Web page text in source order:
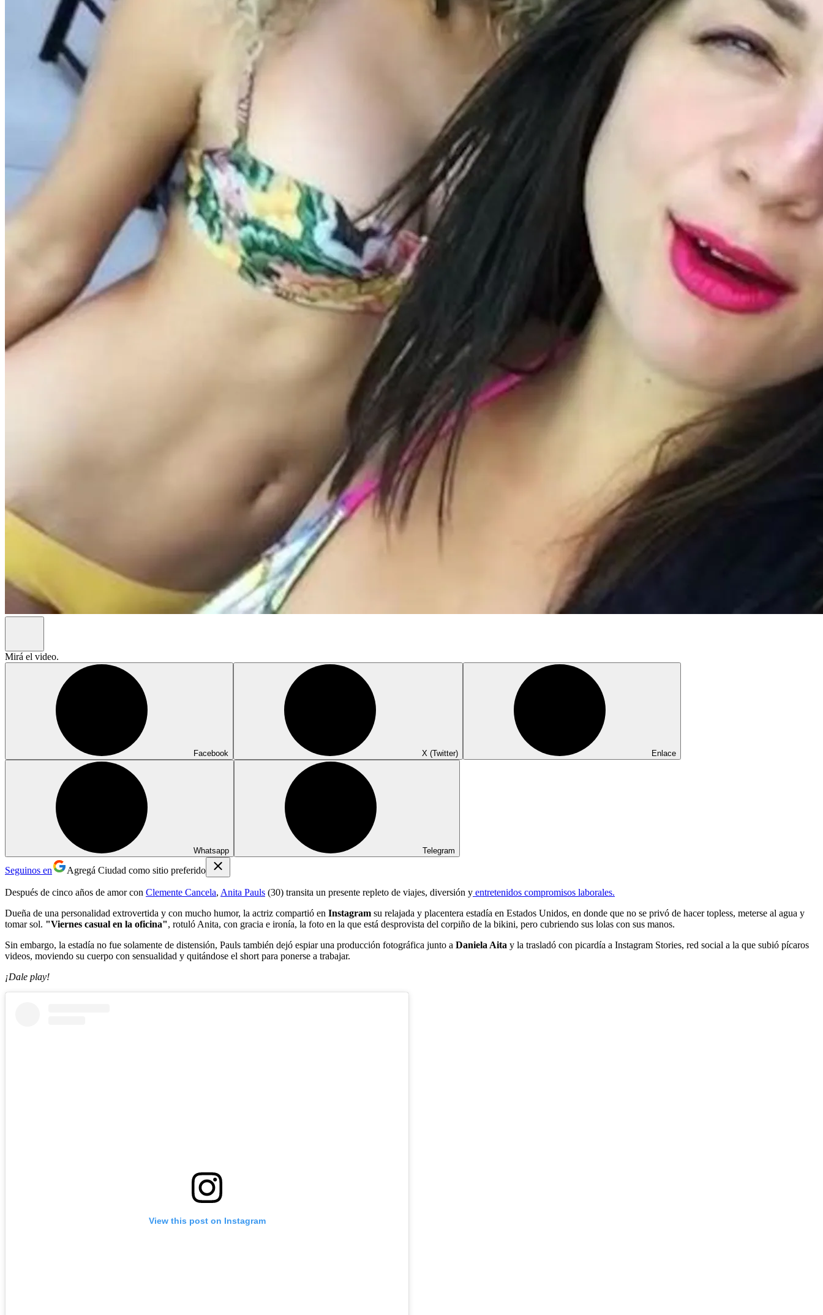
Mirá el video.
Facebook X (Twitter) Enlace
Whatsapp Telegram
Seguinos en Agregá Ciudad como sitio preferido
Después de cinco años de amor con Clemente Cancela, Anita Pauls (30) transita un presente repleto de viajes, diversión y entretenidos compromisos laborales.
Dueña de una personalidad extrovertida y con mucho humor, la actriz compartió en Instagram su relajada y placentera estadía en Estados Unidos, en donde que no se privó de hacer topless, meterse al agua y
tomar sol. "Viernes casual en la oficina", rotuló Anita, con gracia e ironía, la foto en la que está desprovista del corpiño de la bikini, pero cubriendo sus lolas con sus manos.
Sin embargo, la estadía no fue solamente de distensión, Pauls también dejó espiar una producción fotográfica junto a Daniela Aita y la trasladó con picardía a Instagram Stories, red social a la que subió pícaros
videos, moviendo su cuerpo con sensualidad y quitándose el short para ponerse a trabajar.
¡Dale play!
View this post on Instagram